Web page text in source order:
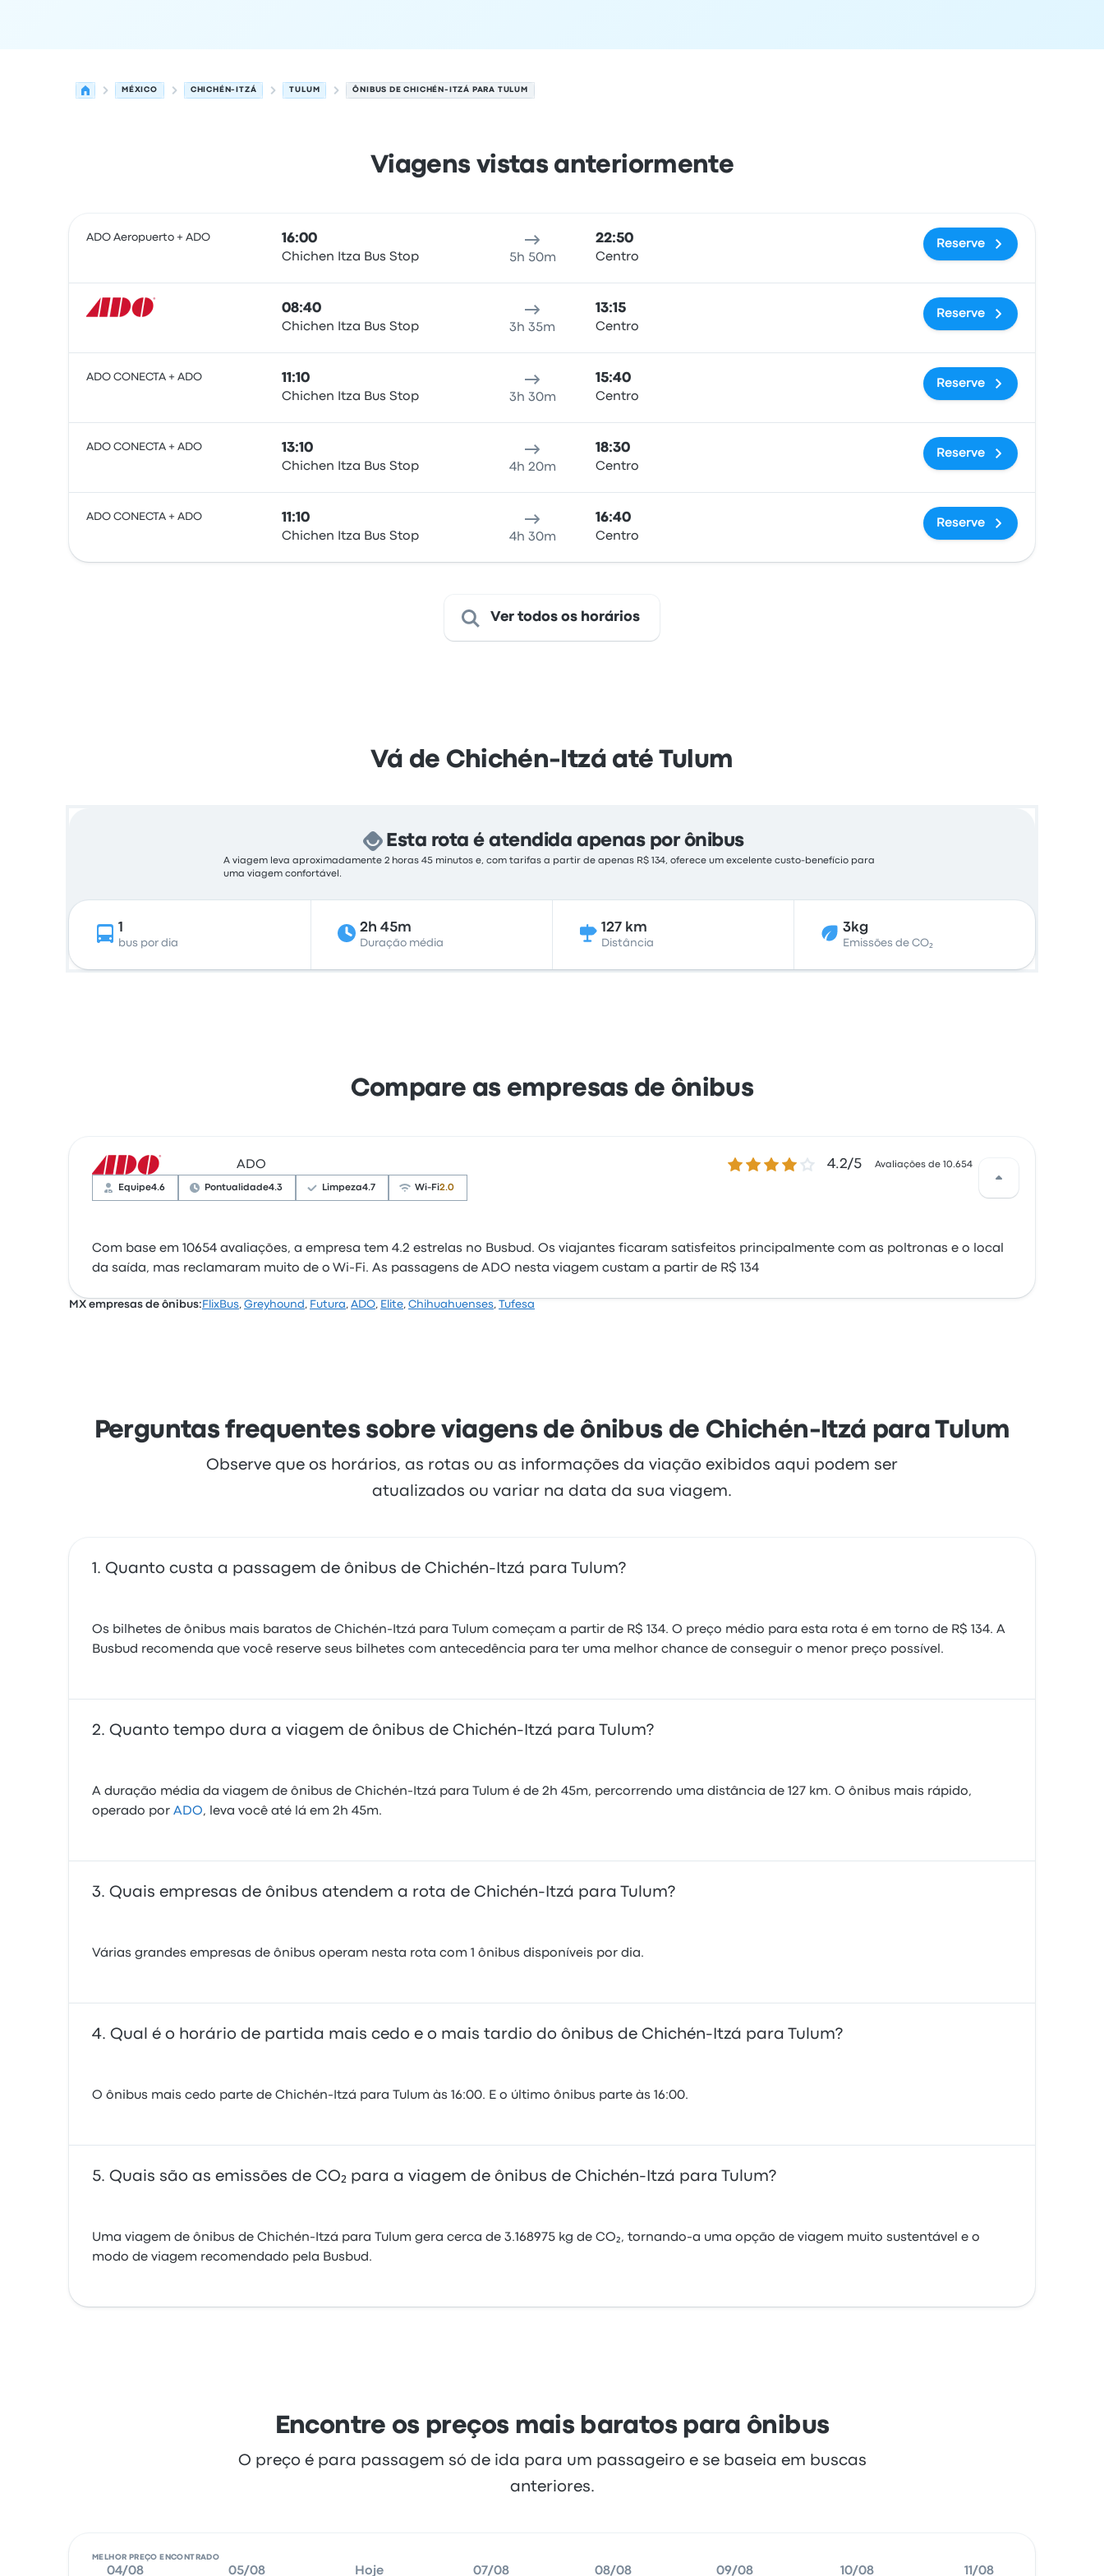
MÉXICO CHICHÉN-ITZÁ TULUM ÔNIBUS DE CHICHÉN-ITZÁ PARA TULUM
Viagens vistas anteriormente
ADO Aeropuerto + ADO 16:00
Chichen Itza Bus Stop 5h 50m
22:50
Centro
Reserve
08:40
Chichen Itza Bus Stop 3h 35m
13:15
Centro
Reserve
ADO CONECTA + ADO 11:10
Chichen Itza Bus Stop 3h 30m
15:40
Centro
Reserve
ADO CONECTA + ADO 13:10
Chichen Itza Bus Stop 4h 20m
18:30
Centro
Reserve
ADO CONECTA + ADO 11:10
Chichen Itza Bus Stop 4h 30m
16:40
Centro
Reserve
Ver todos os horários
Vá de Chichén-Itzá até Tulum
Esta rota é atendida apenas por ônibus
A viagem leva aproximadamente 2 horas 45 minutos e, com tarifas a partir de apenas R$ 134, oferece um excelente custo-benefício para
uma viagem confortável.
1
bus por dia
2h 45m
Duração média
127 km
Distância
3kg
Emissões de CO₂
Compare as empresas de ônibus
ADO 4.2 de 5 estrelas 4.2/5 Avaliações de 10.654
Equipe4.6 Pontualidade4.3 Limpeza4.7 Wi-Fi2.0
Com base em 10654 avaliações, a empresa tem 4.2 estrelas no Busbud. Os viajantes ficaram satisfeitos principalmente com as poltronas e o local
da saída, mas reclamaram muito de o Wi‑Fi. As passagens de ADO nesta viagem custam a partir de R$ 134
MX empresas de ônibus: FlixBus, Greyhound , Futura, ADO, Elite, Chihuahuenses, Tufesa
Perguntas frequentes sobre viagens de ônibus de Chichén-Itzá para Tulum
Observe que os horários, as rotas ou as informações da viação exibidos aqui podem ser
atualizados ou variar na data da sua viagem.
Quanto custa a passagem de ônibus de Chichén-Itzá para Tulum?
Os bilhetes de ônibus mais baratos de Chichén-Itzá para Tulum começam a partir de R$ 134. O preço médio para esta rota é em torno de R$ 134. A
Busbud recomenda que você reserve seus bilhetes com antecedência para ter uma melhor chance de conseguir o menor preço possível.
Quanto tempo dura a viagem de ônibus de Chichén-Itzá para Tulum?
A duração média da viagem de ônibus de Chichén-Itzá para Tulum é de 2h 45m, percorrendo uma distância de 127 km. O ônibus mais rápido,
operado por ADO, leva você até lá em 2h 45m.
Quais empresas de ônibus atendem a rota de Chichén-Itzá para Tulum?
Várias grandes empresas de ônibus operam nesta rota com 1 ônibus disponíveis por dia.
Qual é o horário de partida mais cedo e o mais tardio do ônibus de Chichén-Itzá para Tulum?
O ônibus mais cedo parte de Chichén-Itzá para Tulum às 16:00. E o último ônibus parte às 16:00.
Quais são as emissões de CO₂ para a viagem de ônibus de Chichén-Itzá para Tulum?
Uma viagem de ônibus de Chichén-Itzá para Tulum gera cerca de 3.168975 kg de CO₂, tornando-a uma opção de viagem muito sustentável e o
modo de viagem recomendado pela Busbud.
Encontre os preços mais baratos para ônibus
O preço é para passagem só de ida para um passageiro e se baseia em buscas
anteriores.
MELHOR PREÇO ENCONTRADO
04/08 05/08 Hoje 07/08 08/08 09/08 10/08 11/08